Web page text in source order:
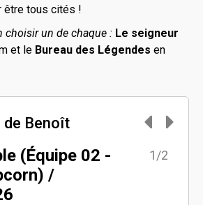
être tous cités !
choisir un de chaque : Le seigneur
et le Bureau des Légendes en
Benoît
(Équipe 02 -
/
1/2